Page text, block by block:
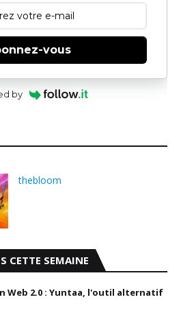
vous
by
thebloom
CETTE SEMAINE
Web 2.0 : Yuntaa, l'outil alternatif